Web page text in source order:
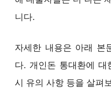
니다.
자세한 내용은 아래 본
다. 개인돈 통대환에 대
시 유의 사항 등을 살펴